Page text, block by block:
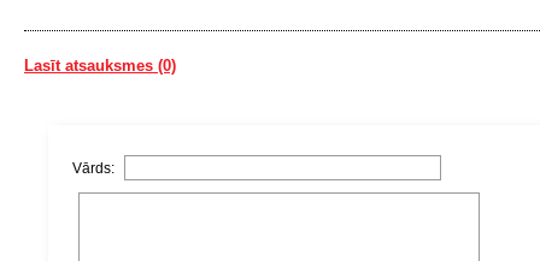
Lasīt atsauksmes (0)
Vārds: